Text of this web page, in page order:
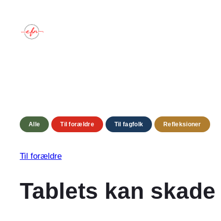
indhold
Alle Til forældre Til fagfolk Refleksioner
Til forældre
Tablets kan